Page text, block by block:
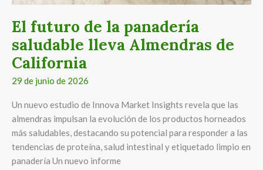
El futuro de la panadería
saludable lleva Almendras de
California
29 de junio de 2026
Un nuevo estudio de Innova Market Insights revela que las
almendras impulsan la evolución de los productos horneados
más saludables, destacando su potencial para responder a las
tendencias de proteína, salud intestinal y etiquetado limpio en
panadería Un nuevo informe